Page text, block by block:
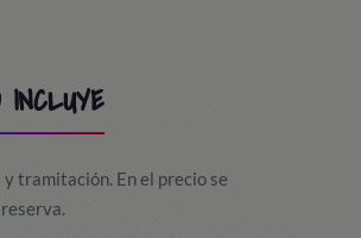
INCLUYE
tramitación. En el precio se